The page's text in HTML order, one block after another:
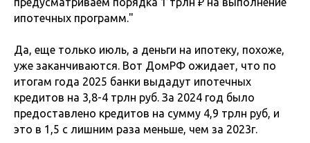
ипотечных программ."
Да, еще только июль, а деньги на ипотеку, похоже,
уже заканчиваются. Вот ДомРФ ожидает, что по
итогам года 2025 банки выдадут ипотечных
кредитов на 3,8-4 трлн руб. За 2024 год было
предоставлено кредитов на сумму 4,9 трлн руб, и
это в 1,5 с лишним раза меньше, чем за 2023г.